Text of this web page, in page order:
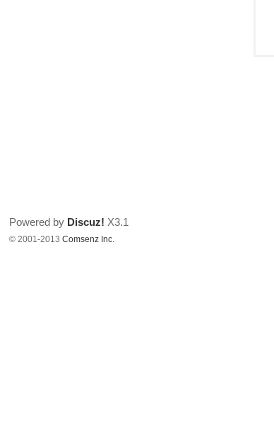
Powered by Discuz! X3.1
© 2001-2013Comsenz Inc.